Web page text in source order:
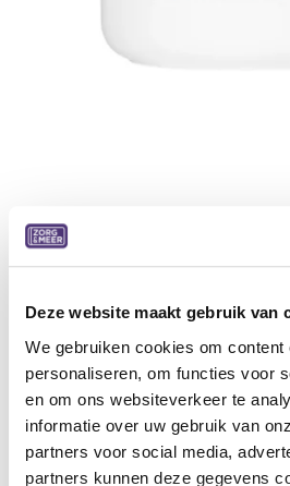
Deze website maakt gebruik van
We gebruiken cookies om content
personaliseren, om functies voor
en om ons websiteverkeer te
informatie over uw gebruik van
partners voor social media,
partners kunnen deze gegevens
Ginseng
250 ml
Deze crème op basis van
huid.
Je kan deze crème gebruiken bij
droge en gevoelige huid, als
verouderen van de huid. Ook is
na blootstelling in zon, zee en wind.